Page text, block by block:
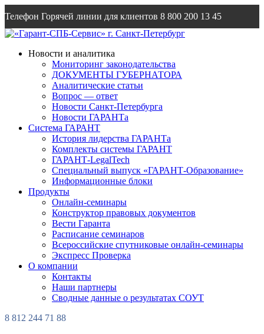
Телефон Горячей линии для клиентов 8 800 200 13 45
Emailinfo@garantsp.ru
Новости и аналитика
Мониторинг законодательства
ДОКУМЕНТЫ ГУБЕРНАТОРА
Аналитические статьи
Вопрос — ответ
Новости Санкт-Петербурга
Новости ГАРАНТа
Система ГАРАНТ
История лидерства ГАРАНТа
Комплекты системы ГАРАНТ
ГАРАНТ-LegalTech
Специальный выпуск «ГАРАНТ-Образование»
Информационные блоки
Продукты
Онлайн-семинары
Конструктор правовых документов
Вести Гаранта
Расписание семинаров
Всероссийские спутниковые онлайн-семинары
Экспресс Проверка
О компании
Контакты
Наши партнеры
Сводные данные о результатах СОУТ
8 812 244 71 88